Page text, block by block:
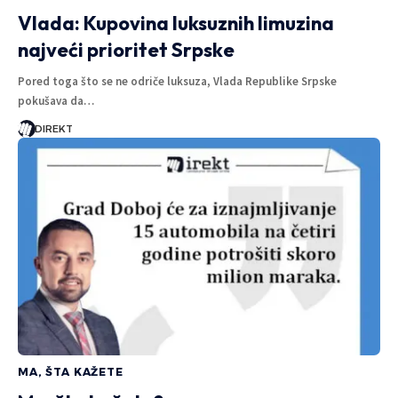
Vlada: Kupovina luksuznih limuzina
najveći prioritet Srpske
Pored toga što se ne odriče luksuza, Vlada Republike Srpske
pokušava da…
DIREKT
MA, ŠTA KAŽETE